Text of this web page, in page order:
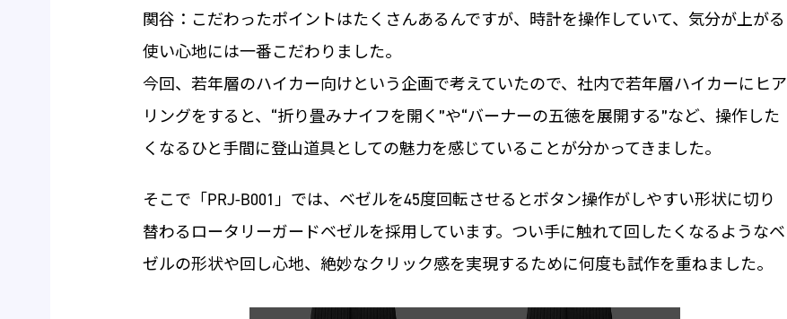
関谷：こだわったポイントはたくさんあるんですが、時計を操作していて、気分が上がる
使い心地には一番こだわりました。
今回、若年層のハイカー向けという企画で考えていたので、社内で若年層ハイカーにヒア
リングをすると、“折り畳みナイフを開く”や“バーナーの五徳を展開する”など、操作した
くなるひと手間に登山道具としての魅力を感じていることが分かってきました。
そこで「PRJ-B001」では、ベゼルを45度回転させるとボタン操作がしやすい形状に切り
替わるロータリーガードベゼルを採用しています。つい手に触れて回したくなるようなベ
ゼルの形状や回し心地、絶妙なクリック感を実現するために何度も試作を重ねました。